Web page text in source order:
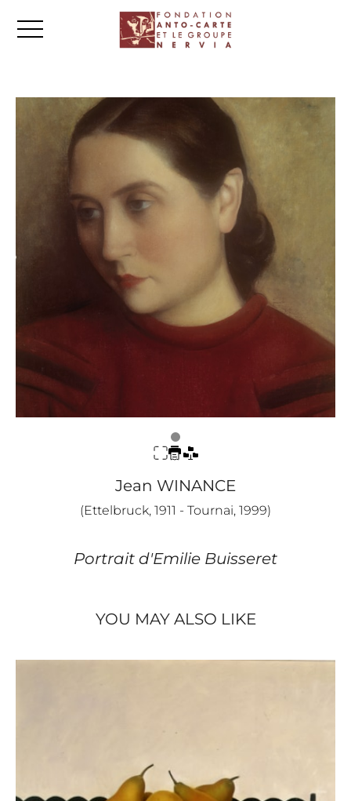
Jean WINANCE
(Ettelbruck, 1911 - Tournai, 1999)
Portrait d'Emilie Buisseret
YOU MAY ALSO LIKE